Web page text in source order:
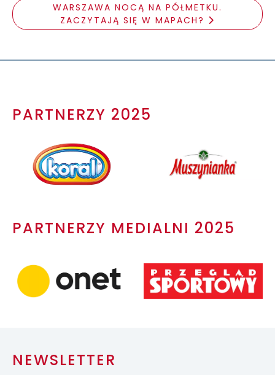
WARSZAWA NOCĄ NA PÓŁMETKU.
ZACZYTAJĄ SIĘ W MAPACH?
PARTNERZY 2025
PARTNERZY MEDIALNI 2025
NEWSLETTER